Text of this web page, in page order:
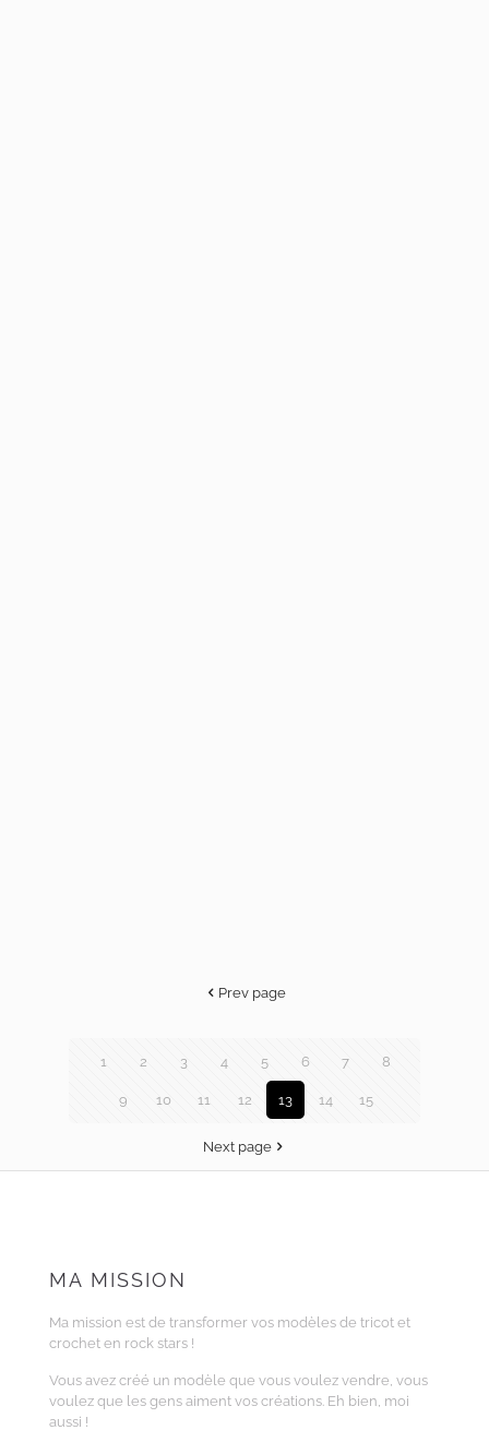
Prev page
1 2 3 4 5 6 7 8
9 10 11 12 13 14 15
Next page
MA MISSION
Ma mission est de transformer vos modèles de tricot et
crochet en rock stars !
Vous avez créé un modèle que vous voulez vendre, vous
voulez que les gens aiment vos créations. Eh bien, moi
aussi !